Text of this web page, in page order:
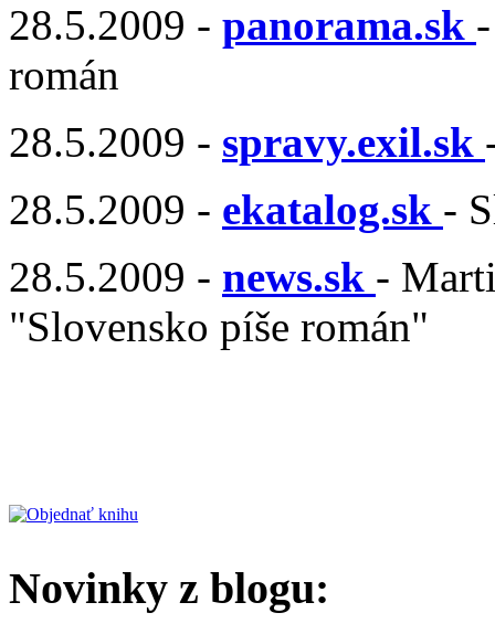
28.5.2009 - panorama.sk
román
28.5.2009 - spravy.exil.sk
28.5.2009 - ekatalog.sk -
28.5.2009 - news.sk -
"Slovensko píše román"
Novinky z blogu: